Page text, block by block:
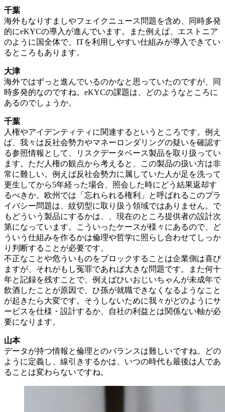
千葉
海外もなりすましやフェイクニュース問題を含め、同時多発
的にeKYCの導入が進んでいます。また例えば、エストニア
のように国全体で、ITを利用しやすい仕組みが導入できてい
るところもあります。
大津
海外ではずっと進んでいるのかなと思っていたのですが、同
時多発的なのですね。eKYCの課題は、どのようなところに
あるのでしょうか。
千葉
人権やアイデンティティに関連するというところです。例え
ば、我々は反社会勢力やマネーロンダリングの疑いを確認す
る参照情報として、リスクデータベース製品を取り扱ってい
ます。ただ人権の観点から考えると、この製品の扱い方は非
常に難しい。例えば反社会勢力に属していた人が足を洗って
更生してから5年経った場合、照会した時にどう結果返却す
るべきか。欧州では「忘れられる権利」と呼ばれるこのプラ
イバシー問題は、紋切型に取り扱う領域ではありません。で
もどういう製品にするかは、、現在のところ提供者の設計次
第になっています。こういったケースが様々にあるので、ど
ういう仕組みを作るかは倫理や哲学に照らし合わせてしっか
り判断することが必要です。
不正なことや危ういものをブロックすることは企業側は喜び
ますが、それがもし冤罪であれば大きな問題です。また何十
年と記録を残すことで、例えばひいおじいちゃんが未成年で
飲酒したことが原因で、ひ孫が就職できなくなるようなこと
が起きたら大変です。そうしないために我々がどのようにサ
ービスを仕様・設計するか、自社の利益とは関係ない軸が必
要になります。
山本
データが持つ情報と倫理とのバランスは難しいですね。どの
ように定義し、線引きするかは、いつの時代も最後は人であ
ることは変わらないですね。